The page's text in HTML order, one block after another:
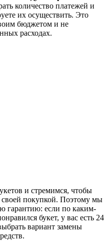
количество платежей и
их осуществить. Это
бюджетом и не
расходах.
и стремимся, чтобы
своей покупкой. Поэтому мы
гарантию: если по каким-
букет, у вас есть 24
вариант замены